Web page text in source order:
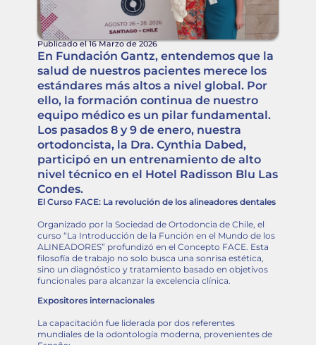
Publicado el 16 Marzo de 2026
En Fundación Gantz, entendemos que la
salud de nuestros pacientes merece los
estándares más altos a nivel global. Por
ello, la formación continua de nuestro
equipo médico es un pilar fundamental.
Los pasados 8 y 9 de enero, nuestra
ortodoncista, la Dra. Cynthia Dabed,
participó en un entrenamiento de alto
nivel técnico en el Hotel Radisson Blu Las
Condes.
El Curso FACE: La revolución de los alineadores dentales
Organizado por la Sociedad de Ortodoncia de Chile, el
curso “La Introducción de la Función en el Mundo de los
ALINEADORES” profundizó en el Concepto FACE. Esta
filosofía de trabajo no solo busca una sonrisa estética,
sino un diagnóstico y tratamiento basado en objetivos
funcionales para alcanzar la excelencia clínica.
Expositores internacionales
La capacitación fue liderada por dos referentes
mundiales de la odontología moderna, provenientes de